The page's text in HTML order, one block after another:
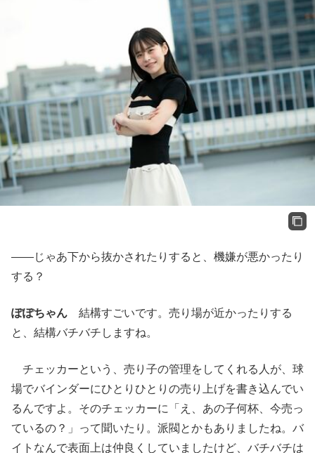
――じゃあ下から抜かされたりすると、機嫌が悪かったり
する？
ぽぽちゃん 結構すごいです。売り場が近かったりする
と、結構バチバチしますね。
チェッカーという、売り子の管理をしてくれる人が、球
場でバインダーにひとりひとりの売り上げを書き込んでい
るんですよ。そのチェッカーに「え、あの子何杯、今売っ
ているの？」って聞いたり。派閥とかもありましたね。バ
イトなんで表面上は仲良くしていましたけど、バチバチは